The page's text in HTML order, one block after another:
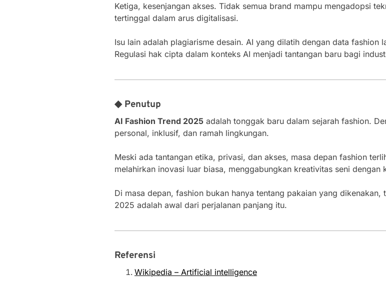
Ketiga, kesenjangan akses. Tidak semua brand mampu mengadopsi
tertinggal dalam arus digitalisasi.
Isu lain adalah plagiarisme desain. AI yang dilatih dengan data
Regulasi hak cipta dalam konteks AI menjadi tantangan baru bagi
◆ Penutup
AI Fashion Trend 2025adalah tonggak baru dalam sejarah fashion.
personal, inklusif, dan ramah lingkungan.
Meski ada tantangan etika, privasi, dan akses, masa depan fashion
melahirkan inovasi luar biasa, menggabungkan kreativitas seni dengan
Di masa depan, fashion bukan hanya tentang pakaian yang
2025 adalah awal dari perjalanan panjang itu.
Referensi
Wikipedia – Artificial intelligence